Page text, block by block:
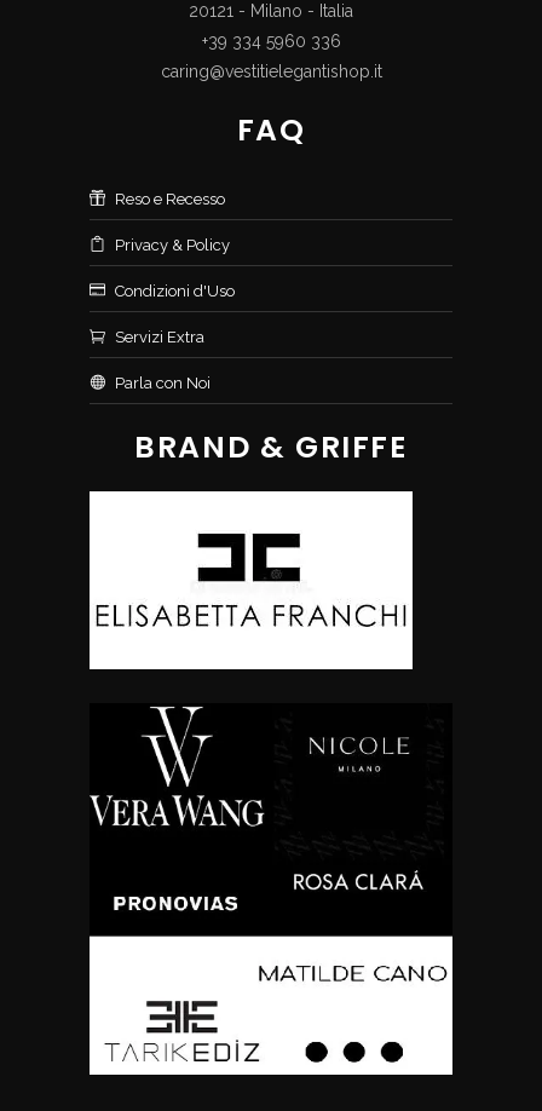
20121 - Milano - Italia
+39 334 5960 336
caring@vestitielegantishop.it
FAQ
Reso e Recesso
Privacy & Policy
Condizioni d'Uso
Servizi Extra
Parla con Noi
BRAND & GRIFFE